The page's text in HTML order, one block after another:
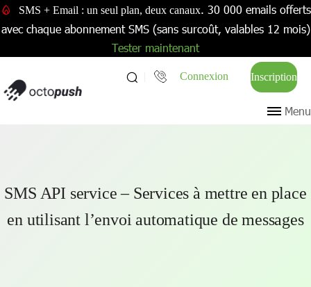
SMS + Email : un seul plan, deux canaux. 30 000 emails offerts
avec chaque abonnement SMS (sans surcoût, valables 12 mois)
Tester maintenant
Connexion Inscription
Menu
SMS API service – Services à mettre en place
en utilisant l’envoi automatique de messages